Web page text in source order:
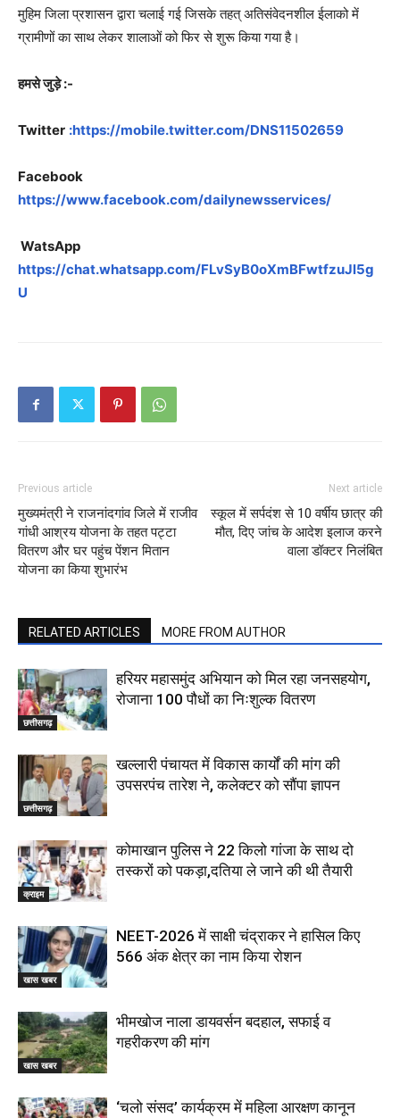
मुहिम जिला प्रशासन द्वारा चलाई गई जिसके तहत् अतिसंवेदनशील ईलाको में
ग्रामीणों का साथ लेकर शालाओं को फिर से शुरू किया गया है।
हमसे जुड़े :-
Twitter :https://mobile.twitter.com/DNS11502659
Facebook
https://www.facebook.com/dailynewsservices/
WatsApp
https://chat.whatsapp.com/FLvSyB0oXmBFwtfzuJl5g
U
Previous article
मुख्यमंत्री ने राजनांदगांव जिले में राजीव
गांधी आश्रय योजना के तहत पट्टा
वितरण और घर पहुंच पेंशन मितान
योजना का किया शुभारंभ
Next article
स्कूल में सर्पदंश से 10 वर्षीय छात्र की
मौत, दिए जांच के आदेश इलाज करने
वाला डॉक्टर निलंबित
RELATED ARTICLES MORE FROM AUTHOR
छत्तीसगढ़
हरियर महासमुंद अभियान को मिल रहा जनसहयोग,
रोजाना 100 पौधों का निःशुल्क वितरण
छत्तीसगढ़
खल्लारी पंचायत में विकास कार्यों की मांग की
उपसरपंच तारेश ने, कलेक्टर को सौंपा ज्ञापन
क्राइम
कोमाखान पुलिस ने 22 किलो गांजा के साथ दो
तस्करों को पकड़ा,दतिया ले जाने की थी तैयारी
खास खबर
NEET-2026 में साक्षी चंद्राकर ने हासिल किए
566 अंक क्षेत्र का नाम किया रोशन
खास खबर
भीमखोज नाला डायवर्सन बदहाल, सफाई व
गहरीकरण की मांग
‘चलो संसद’ कार्यक्रम में महिला आरक्षण कानून